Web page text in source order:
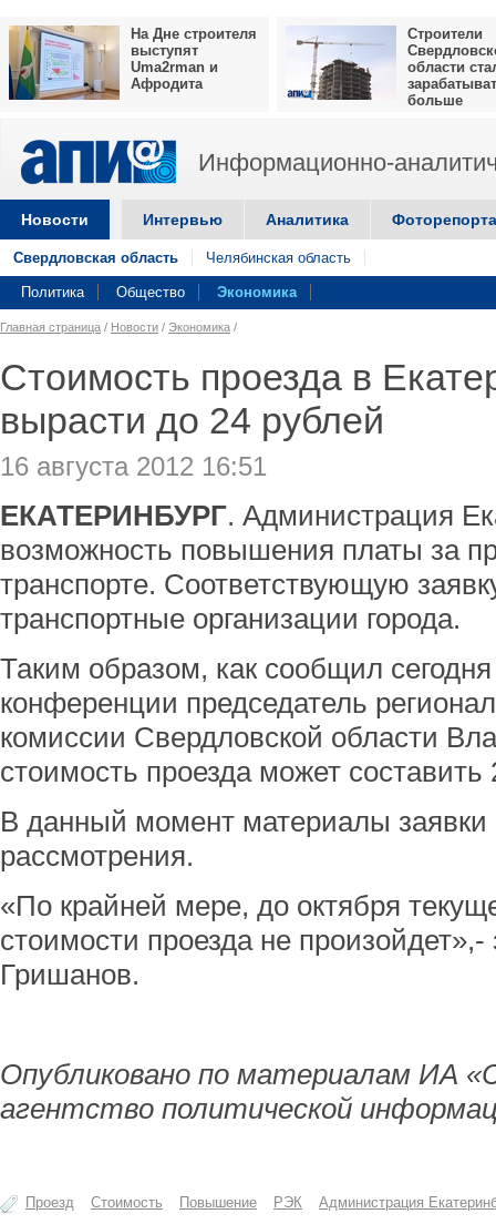
На Дне строителя
выступят
Uma2rman и
Афродита
Строители
области
больше
Информационно-
Новости Интервью Аналитика
Свердловская область Челябинская область
Политика Общество Экономика
Главная страница / Новости / Экономика /
Стоимость проезда в
вырасти до 24 рублей
16 августа 2012 16:51
ЕКАТЕРИНБУРГ. Администрация
возможность повышения платы за
транспорте. Соответствующую
транспортные организации города.
Таким образом, как сообщил
конференции председатель
комиссии Свердловской области
стоимость проезда может составить
В данный момент материалы заявки
рассмотрения.
«По крайней мере, до октября
стоимости проезда не
Гришанов.
Опубликовано по материалам ИА
агентство политической
Проезд Стоимость Повышение РЭК Администрация